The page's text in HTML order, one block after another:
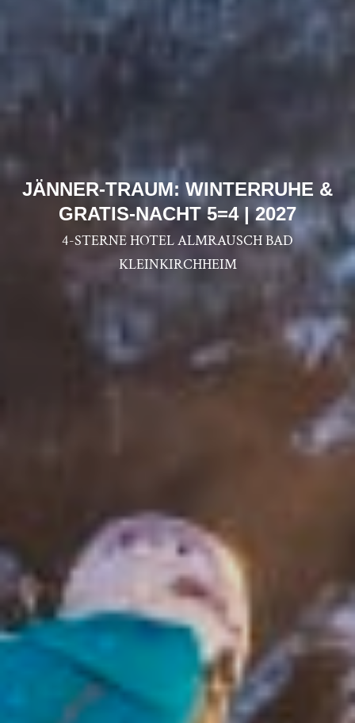
JÄNNER-TRAUM: WINTERRUHE &
GRATIS-NACHT 5=4 | 2027
4-STERNE HOTEL ALMRAUSCH BAD
KLEINKIRCHHEIM